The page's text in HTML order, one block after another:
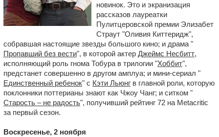
новинок. Это и экранизация
рассказов лауреатки
Пулитцеровской премии Элизабет
Страут "Оливия Киттеридж",
собравшая настоящие звезды большого кино; и драма "
Пропавший без вести", в которой актер Джеймс Несбитт,
исполняющий роль гнома Тобура в трилогии "Хоббит",
предстанет совершенно в другом амплуа; и мини-сериал "
Единственный ребенок" с Кэти Льюнг в главной роли, которую
поклонники поттерианы знают как Чжоу Чанг; и ситком "
Старость – не радость", получивший рейтинг 72 на Metacritic
за первый сезон.
Воскресенье, 2 ноября